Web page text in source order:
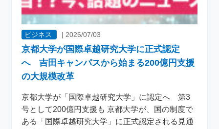
ビジネス |2026/07/03
京都大学が国際卓越研究大学に正式認定
へ 吉田キャンパスから始まる200億円支援
の大規模改革
京都大学が「国際卓越研究大学」に認定へ 第3
号として200億円支援も 京都大学が、国の制度で
ある「国際卓越研究大学」に正式認定される見通